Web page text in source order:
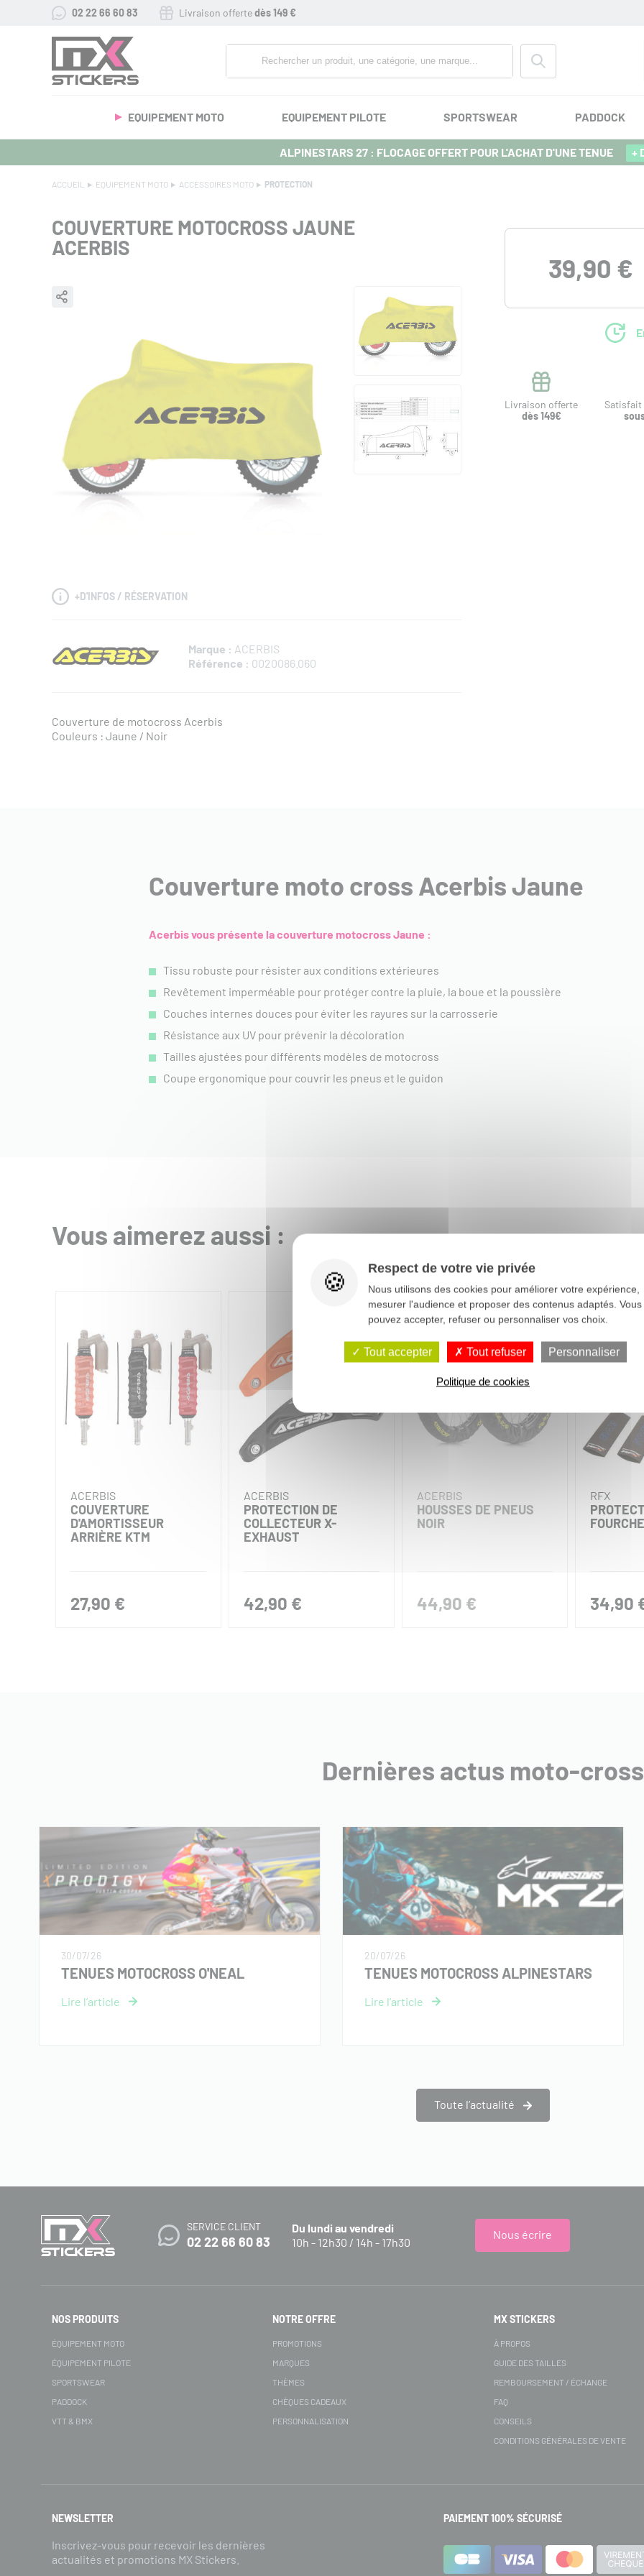
02 22 66 60 83 Livraison offertedès 149 €
EQUIPEMENT MOTO EQUIPEMENT PILOTE SPORTSWEAR PADDOCK
ALPINESTARS 27 : FLOCAGE OFFERT POUR L'ACHAT D'UNE TENUE +
ACCUEIL EQUIPEMENT MOTO ACCESSOIRES MOTO PROTECTION
COUVERTURE MOTOCROSS JAUNE
ACERBIS
+D'INFOS / RÉSERVATION
Marque : ACERBIS
Référence : 0020086.060
Couverture de motocross Acerbis
Couleurs : Jaune / Noir
39,90 €
Livraison offerte
dès 149€
Satisfait
Couverture moto cross Acerbis Jaune
Acerbis vous présente la couverture motocross Jaune :
Tissu robuste pour résister aux conditions extérieures
Revêtement imperméable pour protéger contre la pluie, la boue et la poussière
Couches internes douces pour éviter les rayures sur la carrosserie
Résistance aux UV pour prévenir la décoloration
Tailles ajustées pour différents modèles de motocross
​Coupe ergonomique pour couvrir les pneus et le guidon
Vous aimerez aussi :
ACERBIS
COUVERTURE
D'AMORTISSEUR
ARRIÈRE KTM
27,90 €
ACERBIS
PROTECTION DE
COLLECTEUR X-
EXHAUST
42,90 €
ACERBIS
HOUSSES DE PNEUS
NOIR
44,90 €
RFX
34,90
Dernières actus moto-cross
30/07/26
TENUES MOTOCROSS O'NEAL
20/07/26
TENUES MOTOCROSS ALPINESTARS
Toute l’actualité
SERVICE CLIENT
02 22 66 60 83
Du lundi au vendredi
10h - 12h30 / 14h - 17h30
Nous écrire
NOS PRODUITS
ÉQUIPEMENT MOTO
ÉQUIPEMENT PILOTE
SPORTSWEAR
PADDOCK
VTT & BMX
NOTRE OFFRE
PROMOTIONS
MARQUES
THÈMES
CHÈQUES CADEAUX
PERSONNALISATION
MX STICKERS
À PROPOS
GUIDE DES TAILLES
REMBOURSEMENT / ÉCHANGE
FAQ
CONSEILS
CONDITIONS GÉNÉRALES DE VENTE
NEWSLETTER
Inscrivez-vous pour recevoir les dernières
actualités et promotions MX Stickers.
PAIEMENT 100% SÉCURISÉ
Respect de votre vie privée
Nous utilisons des cookies pour améliorer votre expérience,
mesurer l'audience et proposer des contenus adaptés. Vous
pouvez accepter, refuser ou personnaliser vos choix.
Tout accepter Tout refuser Personnaliser
Politique de cookies